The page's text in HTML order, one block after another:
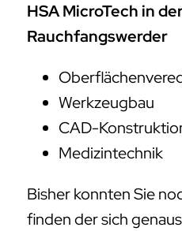
HSA MicroTech in
Rauchfangswerder
Werkzeugbau
CAD-
Medizintechnik
Bisher konnten Sie
finden der sich